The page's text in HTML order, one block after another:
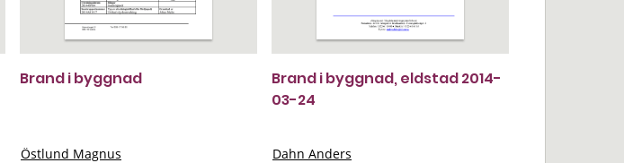
Brand i byggnad
Östlund Magnus
Brand i byggnad, eldstad 2014-
03-24
Dahn Anders